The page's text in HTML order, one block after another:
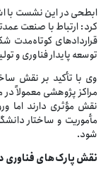
ابطحی در این نشست با
کرد: ارتباط با صنعت
قراردادهای کوتاه‌مدت
توسعه پایدار فناوری و
وی با تأکید بر نقش
مراکز پژوهشی معمولاً در
نقش مؤثری دارند اما
مأموریت و ساختار
شود.
نقشپارک‌هایفناوریدر